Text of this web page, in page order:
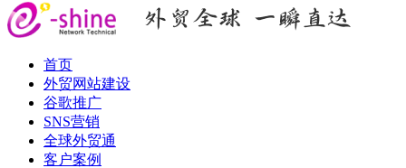
首页
外贸网站建设
谷歌推广
SNS营销
全球外贸通
客户案例